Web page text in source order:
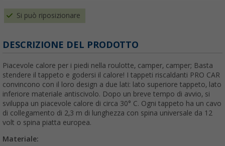
Si può riposizionare
DESCRIZIONE DEL PRODOTTO
Piacevole calore per i piedi nella roulotte, camper, camper; Basta
stendere il tappeto e godersi il calore! I tappeti riscaldanti PRO CAR
convincono con il loro design a due lati: lato superiore tappeto, lato
inferiore materiale antiscivolo. Dopo un breve tempo di avvio, si
sviluppa un piacevole calore di circa 30° C. Ogni tappeto ha un cavo
di collegamento di 2,3 m di lunghezza con spina universale da 12
volt o spina piatta europea.
Materiale: